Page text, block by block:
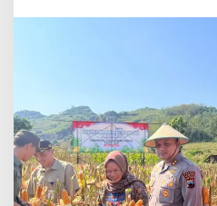
a
P
a
n
g
a
n